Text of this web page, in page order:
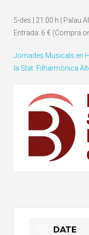
5-des | 21:00 h | Palau
Entrada: 6 € (Compra
Jornades Musicals en
la Stat. Filharmònica
DATE